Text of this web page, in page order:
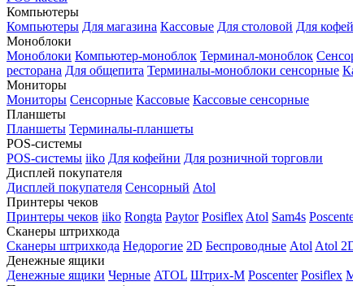
Компьютеры
Компьютеры Для магазина Кассовые Для столовой Для
Моноблоки
Моноблоки Компьютер-моноблок Терминал-моноблок
ресторана Для общепита Терминалы-моноблоки сенсорные
Мониторы
Мониторы Сенсорные Кассовые Кассовые сенсорные
Планшеты
Планшеты Терминалы-планшеты
POS-системы
POS-системы iiko Для кофейни Для розничной торговли
Дисплей покупателя
Дисплей покупателя Сенсорный Atol
Принтеры чеков
Принтеры чеков iiko Rongta Paytor Posiflex Atol Sam4s
Сканеры штрихкода
Сканеры штрихкода Недорогие 2D Беспроводные Atol Atol
Денежные ящики
Денежные ящики Черные ATOL Штрих-М Poscenter Posiflex